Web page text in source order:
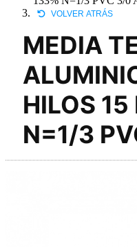
VOLVER ATRÁS
MEDIA
HILOS
N=1/3